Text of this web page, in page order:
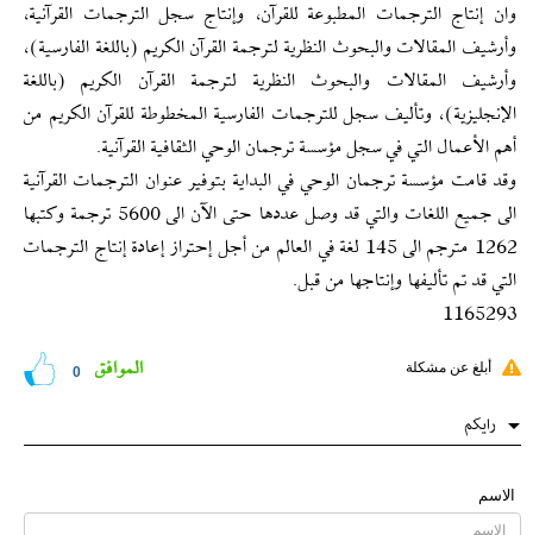
وان إنتاج الترجمات المطبوعة للقرآن، وإنتاج سجل الترجمات القرآنية،
وأرشيف المقالات والبحوث النظرية لترجمة القرآن الكريم (باللغة الفارسية)،
وأرشيف المقالات والبحوث النظرية لترجمة القرآن الكريم (باللغة
الإنجليزية)، وتأليف سجل للترجمات الفارسية المخطوطة للقرآن الكريم من
أهم الأعمال التي في سجل مؤسسة ترجمان الوحي الثقافية القرآنية.
وقد قامت مؤسسة ترجمان الوحي في البداية بتوفير عنوان الترجمات القرآنية
الى جميع اللغات والتي قد وصل عددها حتى الآن الى 5600 ترجمة وكتبها
1262 مترجم الى 145 لغة في العالم من أجل إحتراز إعادة إنتاج الترجمات
التي قد تم تأليفها وإنتاجها من قبل.
1165293
أبلغ عن مشكلة 0 الموافق
رایکم
الاسم